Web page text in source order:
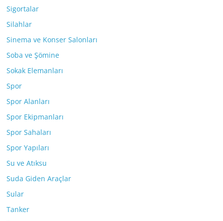
Sigortalar
Silahlar
Sinema ve Konser Salonları
Soba ve Şömine
Sokak Elemanları
Spor
Spor Alanları
Spor Ekipmanları
Spor Sahaları
Spor Yapıları
Su ve Atıksu
Suda Giden Araçlar
Sular
Tanker